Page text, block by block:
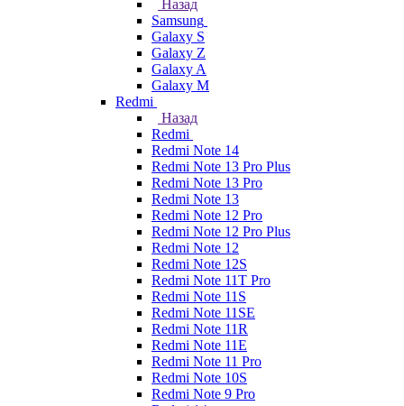
Назад
Samsung
Galaxy S
Galaxy Z
Galaxy A
Galaxy M
Redmi
Назад
Redmi
Redmi Note 14
Redmi Note 13 Pro Plus
Redmi Note 13 Pro
Redmi Note 13
Redmi Note 12 Pro
Redmi Note 12 Pro Plus
Redmi Note 12
Redmi Note 12S
Redmi Note 11T Pro
Redmi Note 11S
Redmi Note 11SE
Redmi Note 11R
Redmi Note 11E
Redmi Note 11 Pro
Redmi Note 10S
Redmi Note 9 Pro